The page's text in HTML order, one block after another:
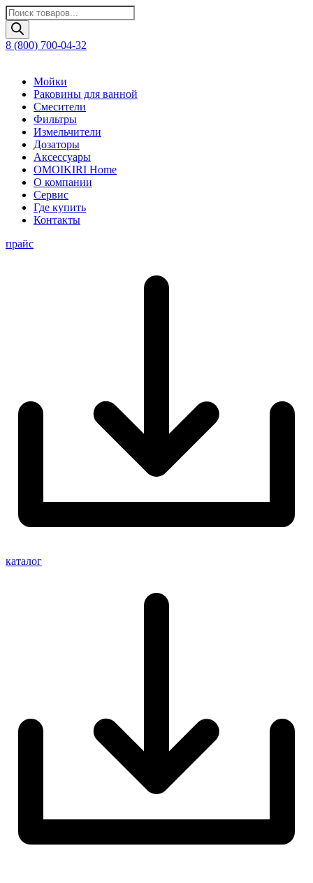
Поиск
товаров
8 (800) 700-04-32
Мойки
Раковины для ванной
Смесители
Фильтры
Измельчители
Дозаторы
Аксессуары
OMOIKIRI Home
О компании
Сервис
Где купить
Контакты
прайс
каталог